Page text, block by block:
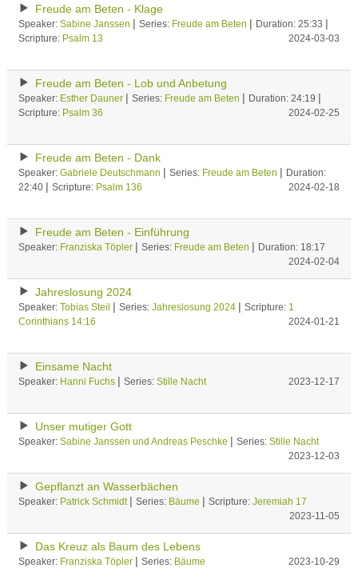
Freude am Beten - Klage
Speaker: Sabine Janssen | Series: Freude am Beten | Duration: 25:33 |
Scripture: Psalm 13 2024-03-03
Freude am Beten - Lob und Anbetung
Speaker: Esther Dauner | Series: Freude am Beten | Duration: 24:19 |
Scripture: Psalm 36 2024-02-25
Freude am Beten - Dank
Speaker: Gabriele Deutschmann | Series: Freude am Beten | Duration:
22:40 | Scripture: Psalm 136 2024-02-18
Freude am Beten - Einführung
Speaker: Franziska Töpler | Series: Freude am Beten | Duration: 18:17
2024-02-04
Jahreslosung 2024
Speaker: Tobias Steil | Series: Jahreslosung 2024 | Scripture: 1
Corinthians 14:16
2024-01-21
Einsame Nacht
Speaker: Hanni Fuchs | Series: Stille Nacht 2023-12-17
Unser mutiger Gott
Speaker: Sabine Janssen und Andreas Peschke | Series: Stille Nacht
2023-12-03
Gepflanzt an Wasserbächen
Speaker: Patrick Schmidt | Series: Bäume | Scripture: Jeremiah 17
2023-11-05
Das Kreuz als Baum des Lebens
Speaker: Franziska Töpler | Series: Bäume 2023-10-29